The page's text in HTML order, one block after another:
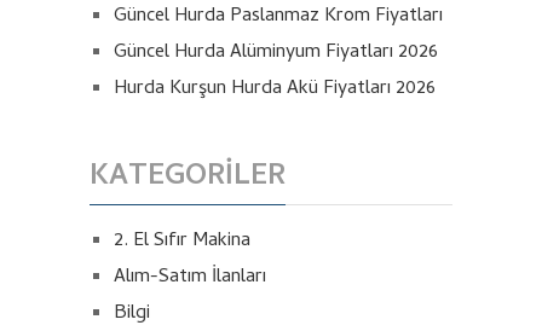
Güncel Hurda Paslanmaz Krom Fiyatları
Güncel Hurda Alüminyum Fiyatları 2026
Hurda Kurşun Hurda Akü Fiyatları 2026
KATEGORILER
2. El Sıfır Makina
Alım-Satım İlanları
Bilgi